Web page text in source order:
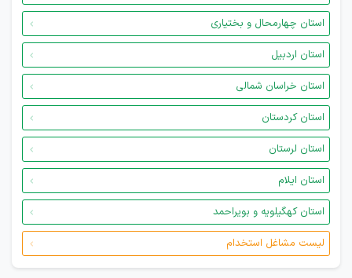
استان چهارمحال و بختیاری
استان اردبیل
استان خراسان شمالی
استان کردستان
استان لرستان
استان ایلام
استان کهگیلویه و بویراحمد
لیست مشاغل استخدام